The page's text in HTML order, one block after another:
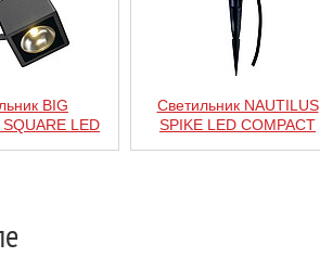
BIG
LED
Светильник NAUTILUS
SPIKE LED COMPACT